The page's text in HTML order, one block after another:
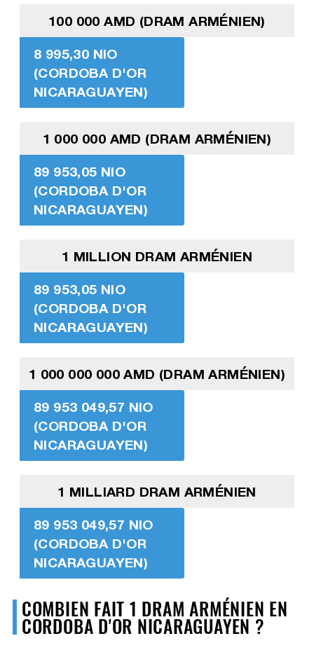
100 000 AMD (DRAM ARMÉNIEN)
8 995,30 NIO
(CORDOBA D'OR
NICARAGUAYEN)
1 000 000 AMD (DRAM ARMÉNIEN)
89 953,05 NIO
(CORDOBA D'OR
NICARAGUAYEN)
1 MILLION DRAM ARMÉNIEN
89 953,05 NIO
(CORDOBA D'OR
NICARAGUAYEN)
1 000 000 000 AMD (DRAM ARMÉNIEN)
89 953 049,57 NIO
(CORDOBA D'OR
NICARAGUAYEN)
1 MILLIARD DRAM ARMÉNIEN
89 953 049,57 NIO
(CORDOBA D'OR
NICARAGUAYEN)
COMBIEN FAIT 1 DRAM ARMÉNIEN EN
CORDOBA D'OR NICARAGUAYEN ?